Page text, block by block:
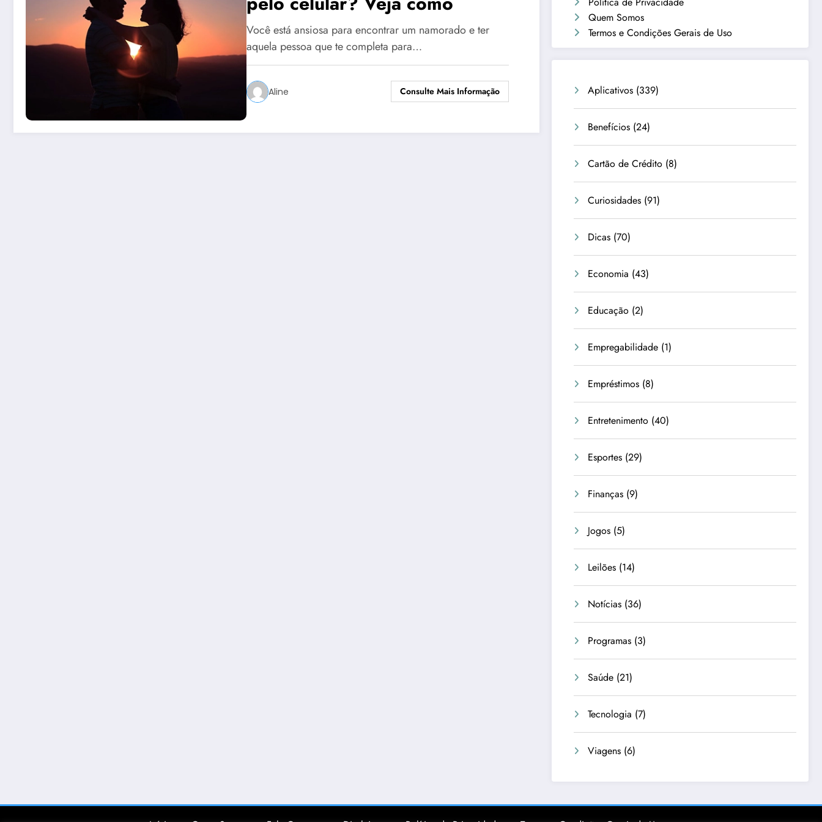
Você está ansiosa para encontrar um namorado e ter
aquela pessoa que te completa para…
Aline Consulte Mais Informação
Quem Somos
Termos e Condições Gerais de Uso
Aplicativos (339)
Benefícios (24)
Cartão de Crédito (8)
Curiosidades (91)
Dicas (70)
Economia (43)
Educação (2)
Empregabilidade (1)
Empréstimos (8)
Entretenimento (40)
Esportes (29)
Finanças (9)
Jogos (5)
Leilões (14)
Notícias (36)
Programas (3)
Saúde (21)
Tecnologia (7)
Viagens (6)